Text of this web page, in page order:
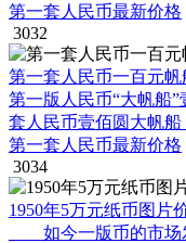
第一套人民币最新价格
3032
第一套人民币一百元
第一版人民币“大帆船
套人民币壹佰圆大帆船
第一套人民币最新价格
3034
1950年5万元纸币图片
如今一版币的市场